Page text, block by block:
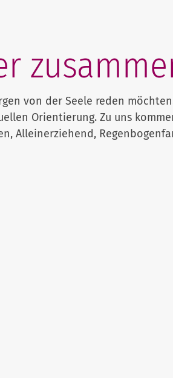
von der Seele reden
Orientierung. Zu uns
Alleinerziehend,